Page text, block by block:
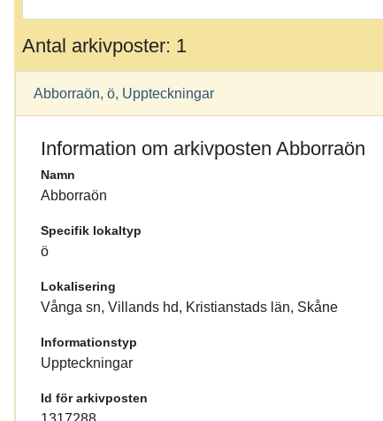
Antal arkivposter: 1
Abborraön, ö, Uppteckningar
Information om arkivposten Abborraön
Namn
Abborraön
Specifik lokaltyp
ö
Lokalisering
Vånga sn, Villands hd, Kristianstads län, Skåne
Informationstyp
Uppteckningar
Id för arkivposten